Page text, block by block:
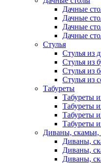
Дачные
Дачные
Дачные
Дачные
Стулья
Стулья из
Стулья из
Стулья из
Стулья из
Табуреты
Табуреты
Табуреты
Табуреты
Табуреты
Диваны, скамьи,
Диваны,
Диваны,
Диваны,